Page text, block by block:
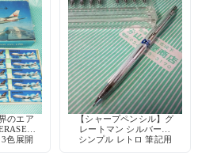
のエア
色展開
【シャープペンシル】グ
レートマン シルバー軸
シンプル レトロ 筆記用